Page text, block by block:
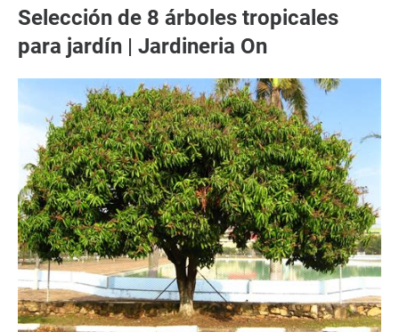
Selección de 8 árboles tropicales
para jardín | Jardineria On